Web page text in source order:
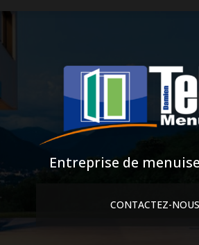
Entreprise de
CONTACTEZ-NOUS